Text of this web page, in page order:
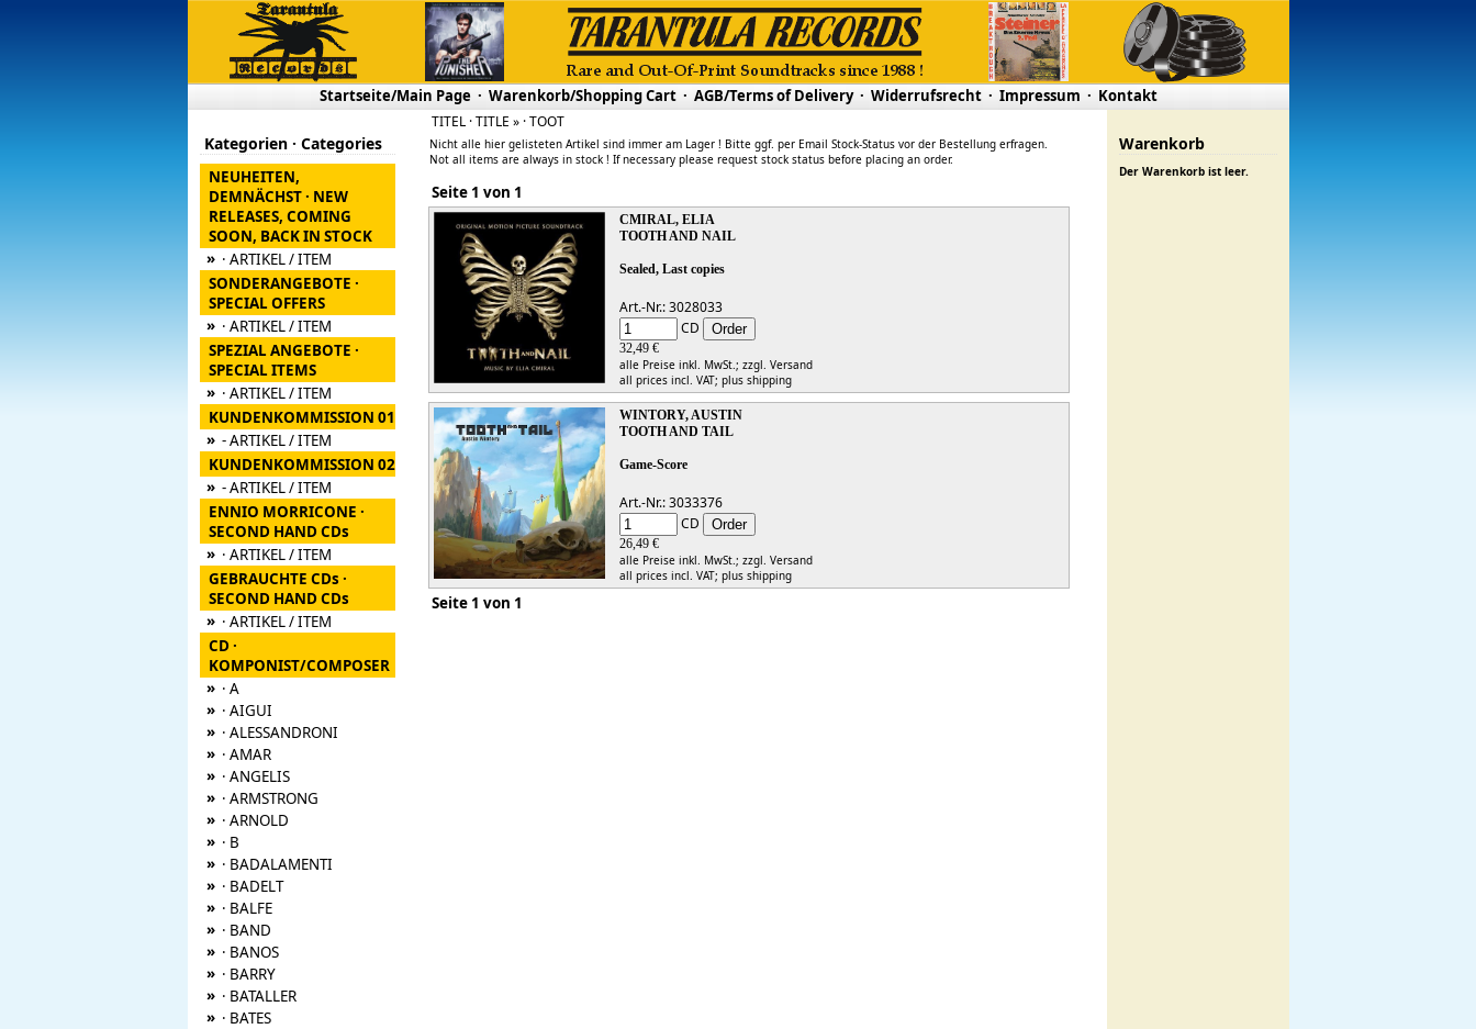
Startseite/Main Page· Warenkorb/Shopping Cart· AGB/Terms of Delivery· Widerrufsrecht· Impressum · Kontakt
Kategorien · Categories
NEUHEITEN,
DEMNÄCHST · NEW
RELEASES, COMING
SOON, BACK IN STOCK
» · ARTIKEL / ITEM
SONDERANGEBOTE ·
SPECIAL OFFERS
» · ARTIKEL / ITEM
SPEZIAL ANGEBOTE ·
SPECIAL ITEMS
» · ARTIKEL / ITEM
KUNDENKOMMISSION 01
» - ARTIKEL / ITEM
KUNDENKOMMISSION 02
» - ARTIKEL / ITEM
ENNIO MORRICONE ·
SECOND HAND CDs
» · ARTIKEL / ITEM
GEBRAUCHTE CDs ·
SECOND HAND CDs
» · ARTIKEL / ITEM
CD ·
KOMPONIST/COMPOSER
» · A
» · AIGUI
» · ALESSANDRONI
» · AMAR
» · ANGELIS
» · ARMSTRONG
» · ARNOLD
» · B
» · BADALAMENTI
» · BADELT
» · BALFE
» · BAND
» · BANOS
» · BARRY
» · BATALLER
» · BATES
TITEL · TITLE » · TOOT
Nicht alle hier gelisteten Artikel sind immer am Lager ! Bitte ggf. per Email Stock-Status vor der Bestellung erfragen.
Not all items are always in stock ! If necessary please request stock status before placing an order.
Seite 1 von 1
CMIRAL, ELIA
TOOTH AND NAIL
Sealed, Last copies
Art.-Nr.: 3028033
CD
32,49 €
alle Preise inkl. MwSt.; zzgl. Versand
all prices incl. VAT; plus shipping
WINTORY, AUSTIN
TOOTH AND TAIL
Game-Score
Art.-Nr.: 3033376
CD
26,49 €
alle Preise inkl. MwSt.; zzgl. Versand
all prices incl. VAT; plus shipping
Seite 1 von 1
Warenkorb
Der Warenkorb ist leer.